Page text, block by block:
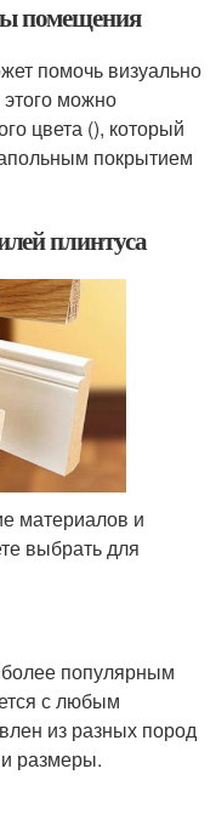
помещения
помочь визуально
можно
цвета (), который
покрытием
плинтуса
материалов и
выбрать для
популярным
с любым
из разных пород
размеры.